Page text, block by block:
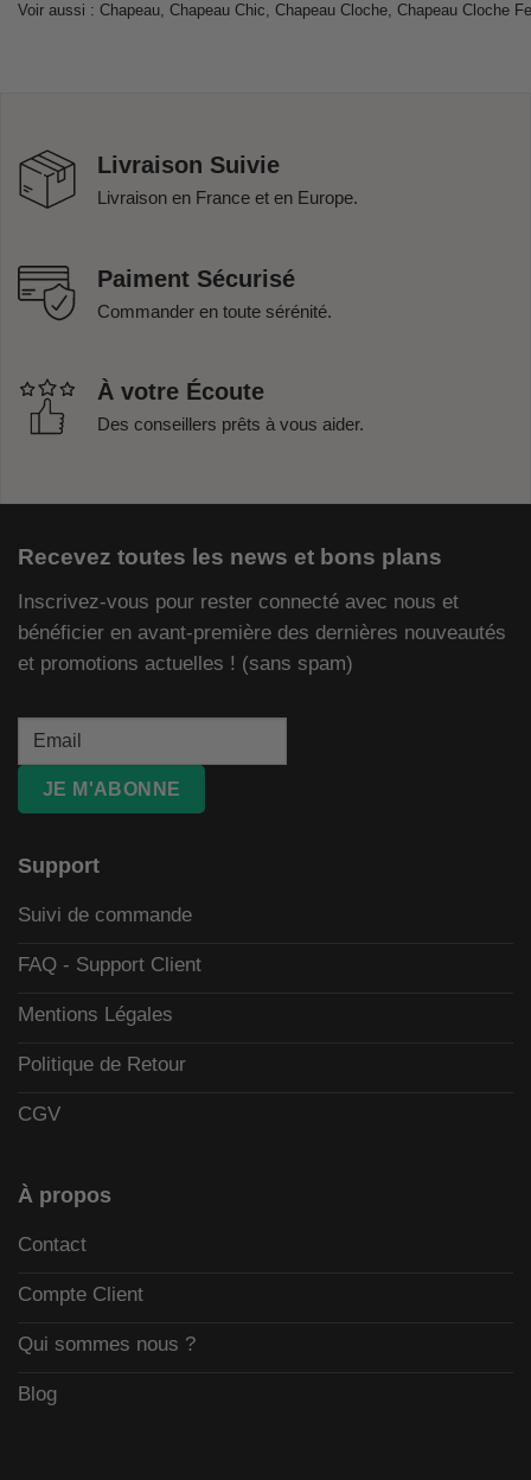
Voir aussi : Chapeau, Chapeau Chic, Chapeau Cloche, Chapeau Cloche
Livraison Suivie
Livraison en France et en Europe.
Paiment Sécurisé
Commander en toute sérénité.
À votre Écoute
Des conseillers prêts à vous aider.
Recevez toutes les news et bons plans
Inscrivez-vous pour rester connecté avec nous et
bénéficier en avant-première des dernières nouveautés
et promotions actuelles ! (sans spam)
JE M'ABONNE
Support
Suivi de commande
FAQ - Support Client
Mentions Légales
Politique de Retour
CGV
À propos
Contact
Compte Client
Qui sommes nous ?
Blog